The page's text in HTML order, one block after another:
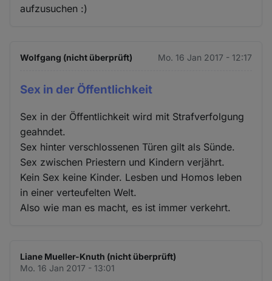
aufzusuchen :)
Wolfgang (nicht überprüft) Mo. 16 Jan 2017 - 12:17
Sex in der Öffentlichkeit
Sex in der Öffentlichkeit wird mit Strafverfolgung
geahndet.
Sex hinter verschlossenen Türen gilt als Sünde.
Sex zwischen Priestern und Kindern verjährt.
Kein Sex keine Kinder. Lesben und Homos leben
in einer verteufelten Welt.
Also wie man es macht, es ist immer verkehrt.
Liane Mueller-Knuth (nicht überprüft)
Mo. 16 Jan 2017 - 13:01